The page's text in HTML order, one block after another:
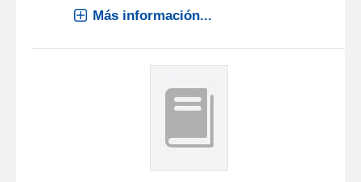
Más información...